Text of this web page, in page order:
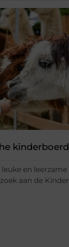
en
aan de